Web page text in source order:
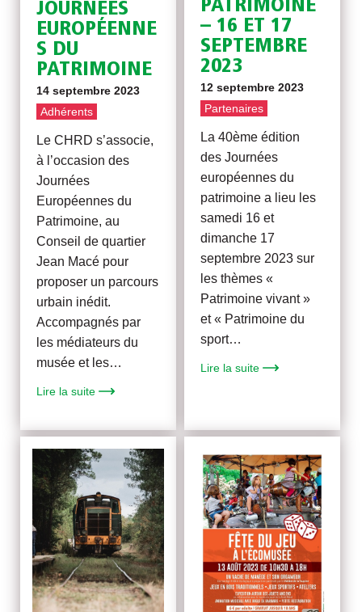
JOURNÉES
EUROPÉENNE
S DU
PATRIMOINE
14 septembre 2023
Adhérents
Le CHRD s’associe,
à l’occasion des
Journées
Européennes du
Patrimoine, au
Conseil de quartier
Jean Macé pour
proposer un parcours
urbain inédit.
Accompagnés par
les médiateurs du
musée et les…
Lire la suite
PATRIMOINE
– 16 ET 17
SEPTEMBRE
2023
12 septembre 2023
Partenaires
La 40ème édition
des Journées
européennes du
patrimoine a lieu les
samedi 16 et
dimanche 17
septembre 2023 sur
les thèmes «
Patrimoine vivant »
et « Patrimoine du
sport…
Lire la suite